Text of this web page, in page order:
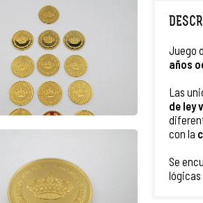
Juego
años
Las
de ley
con la
Se
lógicas